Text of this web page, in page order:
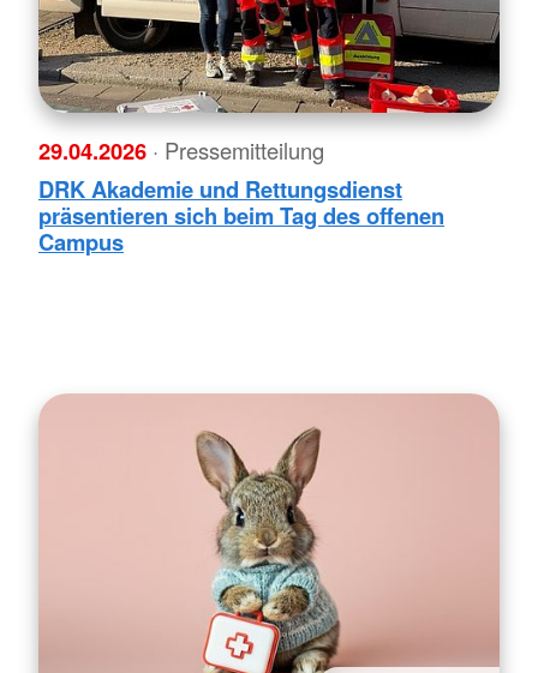
29.04.2026 · Pressemitteilung
DRK Akademie und Rettungsdienst
präsentieren sich beim Tag des offenen
Campus